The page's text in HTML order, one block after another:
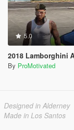
5.0
2018 Lamborghini
By ProMotivated
Designed in Alderney
Made in Los Santos